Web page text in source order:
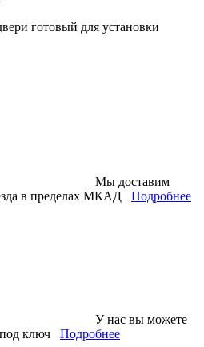
готовый для установки
Мы доставим
в пределах МКАД Подробнее
У нас вы можете
под ключ Подробнее